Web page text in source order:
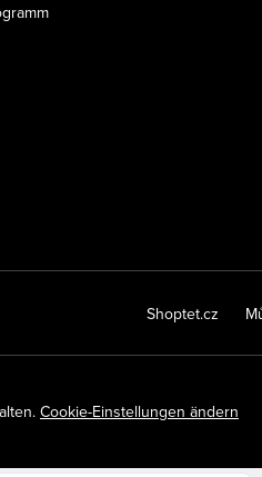
Shoptet.cz
Cookie-Einstellungen ändern